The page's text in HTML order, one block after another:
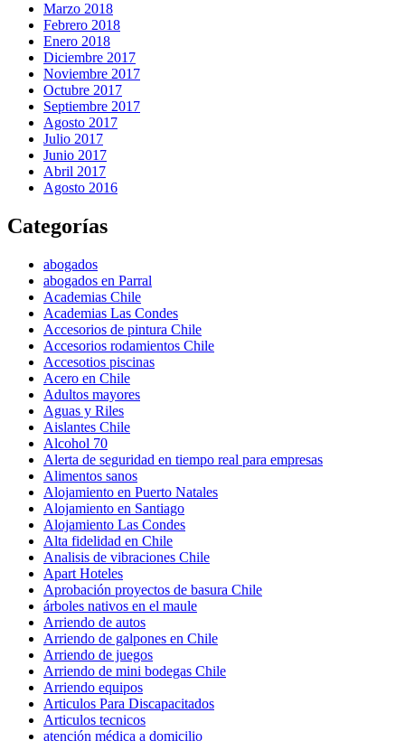
Marzo 2018
Febrero 2018
Enero 2018
Diciembre 2017
Noviembre 2017
Octubre 2017
Septiembre 2017
Agosto 2017
Julio 2017
Junio 2017
Abril 2017
Agosto 2016
Categorías
abogados
abogados en Parral
Academias Chile
Academias Las Condes
Accesorios de pintura Chile
Accesorios rodamientos Chile
Accesotios piscinas
Acero en Chile
Adultos mayores
Aguas y Riles
Aislantes Chile
Alcohol 70
Alerta de seguridad en tiempo real para empresas
Alimentos sanos
Alojamiento en Puerto Natales
Alojamiento en Santiago
Alojamiento Las Condes
Alta fidelidad en Chile
Analisis de vibraciones Chile
Apart Hoteles
Aprobación proyectos de basura Chile
árboles nativos en el maule
Arriendo de autos
Arriendo de galpones en Chile
Arriendo de juegos
Arriendo de mini bodegas Chile
Arriendo equipos
Articulos Para Discapacitados
Articulos tecnicos
atención médica a domicilio